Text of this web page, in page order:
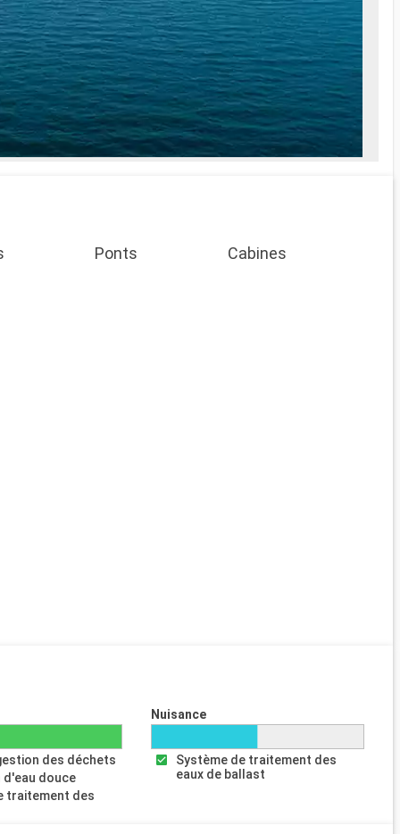
Ponts Cabines
des déchets
douce
traitement des
Nuisance
Système de traitement des
eaux de ballast